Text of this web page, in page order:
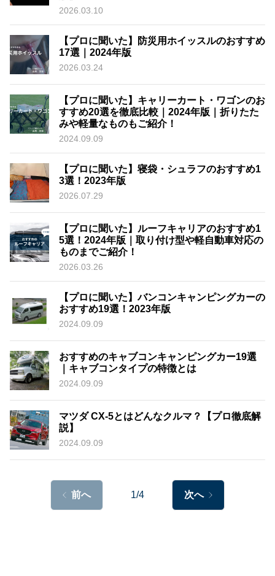
2026.03.10
【プロに聞いた】防災用ホイッスルのおすすめ
17選｜2024年版
2026.03.24
【プロに聞いた】キャリーカート・ワゴンのお
すすめ20選を徹底比較｜2024年版｜折りたた
みや軽量なものもご紹介！
2024.09.09
【プロに聞いた】寝袋・シュラフのおすすめ1
3選！2023年版
2026.07.29
【プロに聞いた】ルーフキャリアのおすすめ1
5選！2024年版｜取り付け型や軽自動車対応の
ものまでご紹介！
2026.03.26
【プロに聞いた】バンコンキャンピングカーの
おすすめ19選！2023年版
2024.09.09
おすすめのキャブコンキャンピングカー19選
｜キャブコンタイプの特徴とは
2024.09.09
マツダ CX-5とはどんなクルマ？【プロ徹底解
説】
2024.09.09
前へ 1/4 次へ